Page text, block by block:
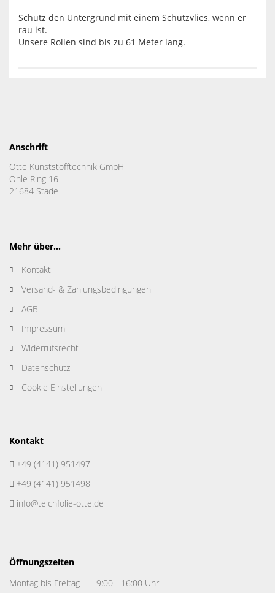
Schütz den Untergrund mit einem Schutzvlies, wenn er
rau ist.
Unsere Rollen sind bis zu 61 Meter lang.
Anschrift
Otte Kunststofftechnik GmbH
Ohle Ring 16
21684 Stade
Mehr über...
Kontakt
Versand- & Zahlungsbedingungen
AGB
Impressum
Widerrufsrecht
Datenschutz
Cookie Einstellungen
Kontakt
+49 (4141) 951497
+49 (4141) 951498
info@teichfolie-otte.de
Öffnungszeiten
Montag bis Freitag
9:00 - 16:00 Uhr